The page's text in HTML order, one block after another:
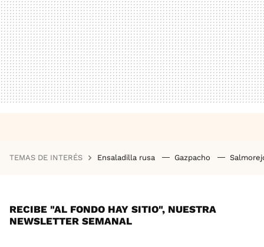
TEMAS DE INTERÉS Ensaladilla rusa Gazpacho
RECIBE "AL FONDO HAY SITIO", NUESTRA
NEWSLETTER SEMANAL